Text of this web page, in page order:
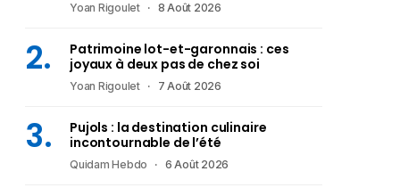
Yoan Rigoulet 8 Août 2026
Patrimoine lot-et-garonnais : ces
joyaux à deux pas de chez soi
Yoan Rigoulet 7 Août 2026
Pujols : la destination culinaire
incontournable de l’été
Quidam Hebdo 6 Août 2026